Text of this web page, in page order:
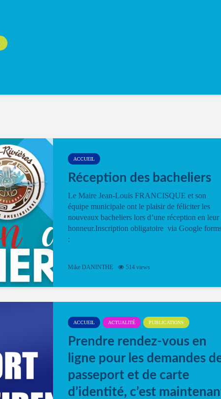
ACCUEIL
Réception des bacheliers
Le Maire Jean-Louis FRANCISQUE et son
équipe municipale ont le plaisir de féliciter les
nouveaux bacheliers lors d’une réception en leur
honneur.Inscription obligatoire via Google
:
Mike DANINTHE 514 views
ACCUEIL ACTUALITÉ PUBLICATIONS
Prendre rendez-vous en
ligne pour les demandes
passeport et de carte
d’identité, c’est